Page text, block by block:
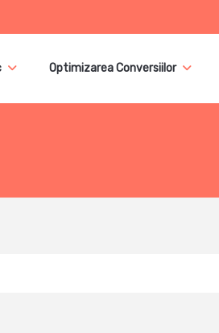
Optimizarea Conversiilor